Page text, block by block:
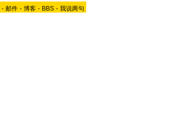
- 邮件 - 博客 - BBS - 我说两句